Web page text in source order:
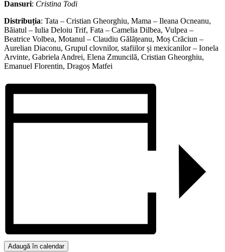
Dansuri: Cristina Todi
Distribuția: Tata – Cristian Gheorghiu, Mama – Ileana Ocneanu,
Băiatul – Iulia Deloiu Trif, Fata – Camelia Dilbea, Vulpea –
Beatrice Volbea, Motanul – Claudiu Gălățeanu, Moș Crăciun –
Aurelian Diaconu, Grupul clovnilor, stafiilor și mexicanilor – Ionela
Arvinte, Gabriela Andrei, Elena Zmuncilă, Cristian Gheorghiu,
Emanuel Florentin, Dragoș Matfei
Adaugă în calendar